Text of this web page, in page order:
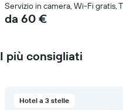
Servizio in camera, Wi-Fi gratis,
da 60 €
I più consigliati
Hotel a 3 stelle